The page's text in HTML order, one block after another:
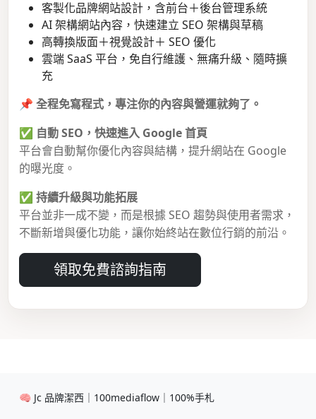
客製化品牌網站設計，含前台＋後台管理系統
AI 架構網站內容，快速建立 SEO 架構與草稿
高轉換版面＋視覺設計＋ SEO 優化
雲端 SaaS 平台，免自行維護、無痛升級、隨時擴
充
📌 全程免寫程式，專注你的內容與營運就夠了。
✅ 自動 SEO，快速進入 Google 首頁
平台會自動幫你優化內容與結構，提升網站在 Google
的曝光度。
✅ 持續升級與功能拓展
平台並非一成不變，而是根據 SEO 趨勢與使用者需求，
不斷新增與優化功能，讓你始終站在數位行銷的前沿。
領取免費諮詢指南
🧠 Jc 品牌潔西｜100mediaflow｜100%手札